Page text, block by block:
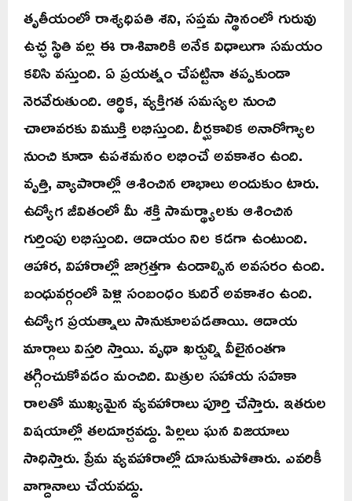
తృతీయంలో రాశ్యధిపతి శని, సప్తమ స్థానంలో గురువు
ఉచ్ఛ స్థితి వల్ల ఈ రాశివారికి అనేక విధాలుగా సమయం
కలిసి వస్తుంది. ఏ ప్రయత్నం చేపట్టినా తప్పకుండా
నెరవేరుతుంది. ఆర్థిక, వ్యక్తిగత సమస్యల నుంచి
చాలావరకు విముక్తి లభిస్తుంది. దీర్ఘకాలిక అనారోగ్యాల
నుంచి కూడా ఉపశమనం లభించే అవకాశం ఉంది.
వృత్తి, వ్యాపారాల్లో ఆశించిన లాభాలు అందుకుం టారు.
ఉద్యోగ జీవితంలో మీ శక్తి సామర్థ్యాలకు ఆశించిన
గుర్తింపు లభిస్తుంది. ఆదాయం నిల కడగా ఉంటుంది.
ఆహార, విహారాల్లో జాగ్రత్తగా ఉండాల్సిన అవసరం ఉంది.
బంధువర్గంలో పెళ్లి సంబంధం కుదిరే అవకాశం ఉంది.
ఉద్యోగ ప్రయత్నాలు సానుకూలపడతాయి. ఆదాయ
మార్గాలు విస్తరి స్తాయి. వృథా ఖర్చుల్ని వీలైనంతగా
తగ్గించుకోవడం మంచిది. మిత్రుల సహాయ సహకా
రాలతో ముఖ్యమైన వ్యవహారాలు పూర్తి చేస్తారు. ఇతరుల
విషయాల్లో తలదూర్చవద్దు. పిల్లలు ఘన విజయాలు
సాధిస్తారు. ప్రేమ వ్యవహారాల్లో దూసుకుపోతారు. ఎవరికీ
వాగ్దానాలు చేయవద్దు.